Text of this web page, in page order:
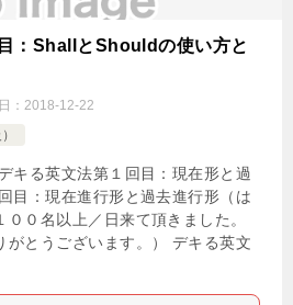
：ShallとShouldの使い方と
： 2018-12-22
キる英文法第１回目：現在形と過
目：現在進行形と過去進行形（は
０名以上／日来て頂きました。
がとうございます。） デキる英文